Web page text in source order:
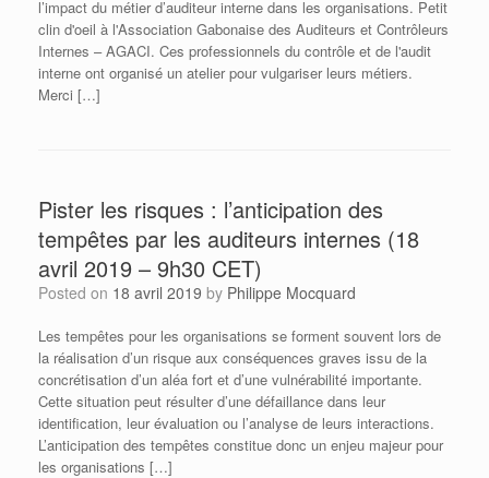
l’impact du métier d’auditeur interne dans les organisations. Petit
clin d'oeil à l'Association Gabonaise des Auditeurs et Contrôleurs
Internes – AGACI. Ces professionnels du contrôle et de l'audit
interne ont organisé un atelier pour vulgariser leurs métiers.
Merci […]
Pister les risques : l’anticipation des
tempêtes par les auditeurs internes (18
avril 2019 – 9h30 CET)
Posted on 18 avril 2019 by Philippe Mocquard
Les tempêtes pour les organisations se forment souvent lors de
la réalisation d’un risque aux conséquences graves issu de la
concrétisation d’un aléa fort et d’une vulnérabilité importante.
Cette situation peut résulter d’une défaillance dans leur
identification, leur évaluation ou l’analyse de leurs interactions.
L’anticipation des tempêtes constitue donc un enjeu majeur pour
les organisations […]